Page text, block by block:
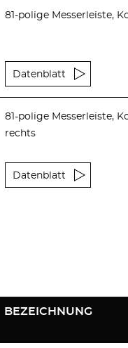
81-polige Messerleiste,
Datenblatt
81-polige Messerleiste,
rechts
Datenblatt
BEZEICHNUNG